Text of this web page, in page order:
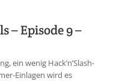
– Episode 9 –
ein wenig Hack’n’Slash-
Einlagen wird es